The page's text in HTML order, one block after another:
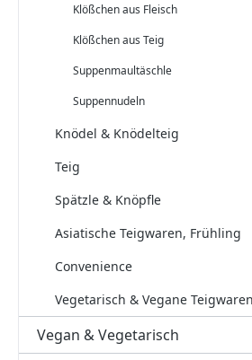
Klößchen aus Fleisch
Klößchen aus Teig
Suppenmaultäschle
Suppennudeln
Knödel & Knödelteig
Teig
Spätzle & Knöpfle
Asiatische Teigwaren, Frühling
Convenience
Vegetarisch & Vegane Teigwaren
Vegan & Vegetarisch